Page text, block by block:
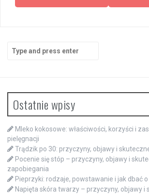
Search
for:
Ostatnie wpisy
Mleko kokosowe: właściwości, korzyści i
pielęgnacji
Trądzik po 30: przyczyny, objawy i
Pocenie się stóp – przyczyny, objawy i
zapobiegania
Pieprzyki: rodzaje, powstawanie i jak dbać
Napięta skóra twarzy – przyczyny, objawy i